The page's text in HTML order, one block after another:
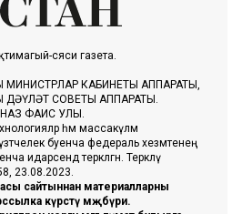
сәяси газета.
МИНИСТРЛАР КАБИНЕТЫ АППАРАТЫ,
ДӘҮЛӘТ СОВЕТЫ АППАРАТЫ.
ФАИС УЛЫ.
һәм массакүләм
буенча федераль хезмәтенең
идарәсендә теркәлгән. Теркәлү
23.08.2023.
сайтыннан материалларны
күрсәтү мәҗбүри.